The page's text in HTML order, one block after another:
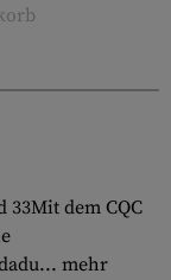
dem CQC
mehr